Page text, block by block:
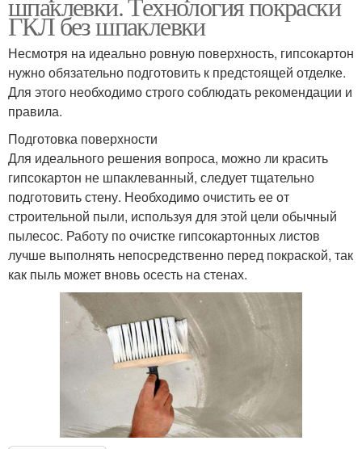
ГКЛ без шпаклевки
Несмотря на идеально ровную поверхность, гипсокартон
нужно обязательно подготовить к предстоящей отделке.
Для этого необходимо строго соблюдать рекомендации и
правила.
Подготовка поверхности
Для идеального решения вопроса, можно ли красить
гипсокартон не шпаклеванный, следует тщательно
подготовить стену. Необходимо очистить ее от
строительной пыли, используя для этой цели обычный
пылесос. Работу по очистке гипсокартонных листов
лучше выполнять непосредственно перед покраской, так
как пыль может вновь осесть на стенах.